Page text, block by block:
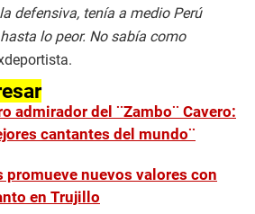
defensiva, tenía a medio Perú
lo peor. No sabía como
admirador del ¨Zambo¨ Cavero:
cantantes del mundo¨
promueve nuevos valores con
en Trujillo